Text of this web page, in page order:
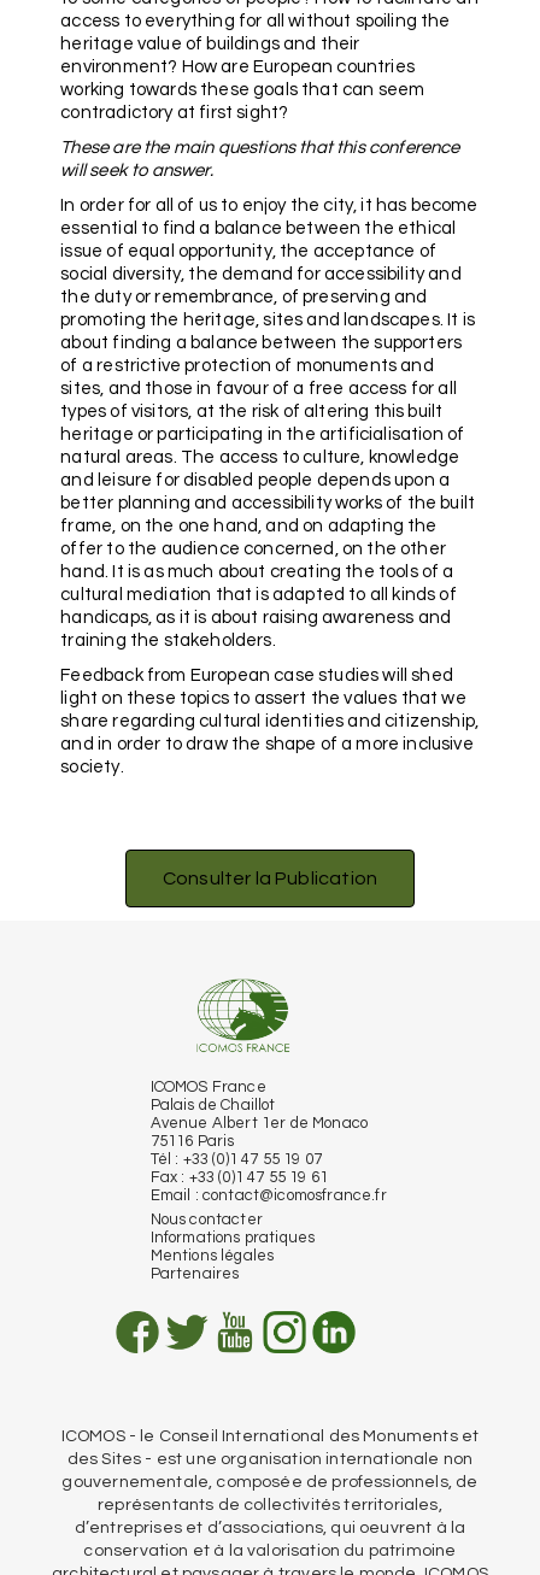
access to everything for all without spoiling the
heritage value of buildings and their
environment? How are European countries
working towards these goals that can seem
contradictory at first sight?
These are the main questions that this conference
will seek to answer.
In order for all of us to enjoy the city, it has become
essential to find a balance between the ethical
issue of equal opportunity, the acceptance of
social diversity, the demand for accessibility and
the duty or remembrance, of preserving and
promoting the heritage, sites and landscapes. It is
about finding a balance between the supporters
of a restrictive protection of monuments and
sites, and those in favour of a free access for all
types of visitors, at the risk of altering this built
heritage or participating in the artificialisation of
natural areas. The access to culture, knowledge
and leisure for disabled people depends upon a
better planning and accessibility works of the built
frame, on the one hand, and on adapting the
offer to the audience concerned, on the other
hand. It is as much about creating the tools of a
cultural mediation that is adapted to all kinds of
handicaps, as it is about raising awareness and
training the stakeholders.
Feedback from European case studies will shed
light on these topics to assert the values that we
share regarding cultural identities and citizenship,
and in order to draw the shape of a more inclusive
society.
Consulter la Publication
ICOMOS France
Palais de Chaillot
Avenue Albert 1er de Monaco
75116 Paris
Tél : +33 (0)1 47 55 19 07
Fax : +33 (0)1 47 55 19 61
Email : contact@icomosfrance.fr
Nous contacter
Informations pratiques
Mentions légales
Partenaires
ICOMOS - le Conseil International des Monuments et
des Sites - est une organisation internationale non
gouvernementale, composée de professionnels, de
représentants de collectivités territoriales,
d’entreprises et d’associations, qui oeuvrent à la
conservation et à la valorisation du patrimoine